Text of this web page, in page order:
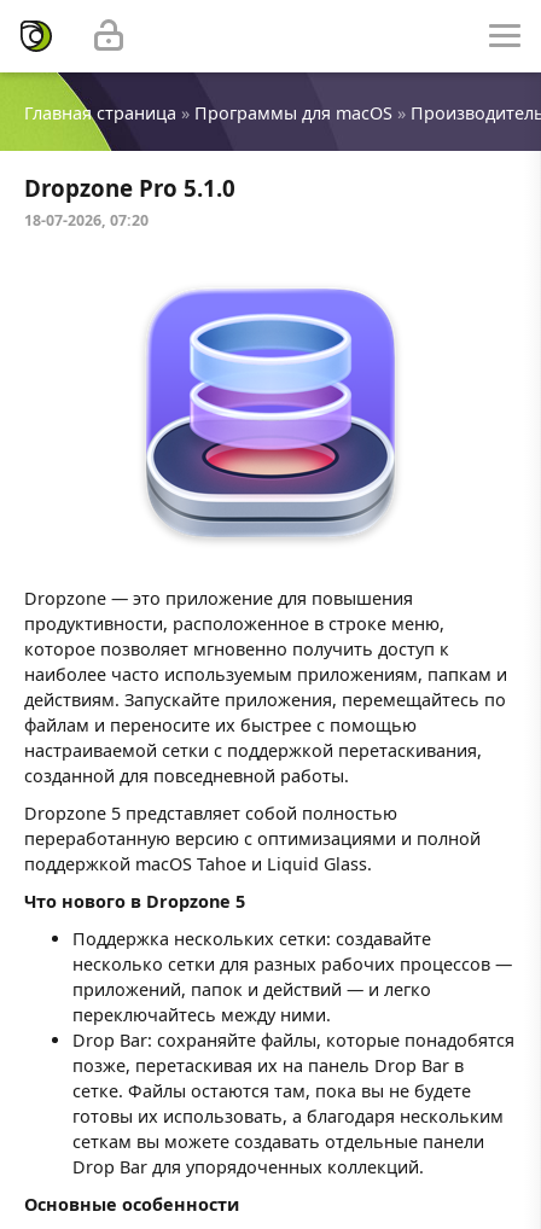
Главная страница » Программы для macOS »
Dropzone Pro 5.1.0
18-07-2026, 07:20
Dropzone — это приложение для повышения
продуктивности, расположенное в строке меню,
которое позволяет мгновенно получить доступ к
наиболее часто используемым приложениям, папкам и
действиям. Запускайте приложения, перемещайтесь по
файлам и переносите их быстрее с помощью
настраиваемой сетки с поддержкой перетаскивания,
созданной для повседневной работы.
Dropzone 5 представляет собой полностью
переработанную версию с оптимизациями и полной
поддержкой macOS Tahoe и Liquid Glass.
Что нового в Dropzone 5
Поддержка нескольких сетки: создавайте
несколько сетки для разных рабочих процессов —
приложений, папок и действий — и легко
переключайтесь между ними.
Drop Bar: сохраняйте файлы, которые понадобятся
позже, перетаскивая их на панель Drop Bar в
сетке. Файлы остаются там, пока вы не будете
готовы их использовать, а благодаря нескольким
сеткам вы можете создавать отдельные панели
Drop Bar для упорядоченных коллекций.
Основные особенности